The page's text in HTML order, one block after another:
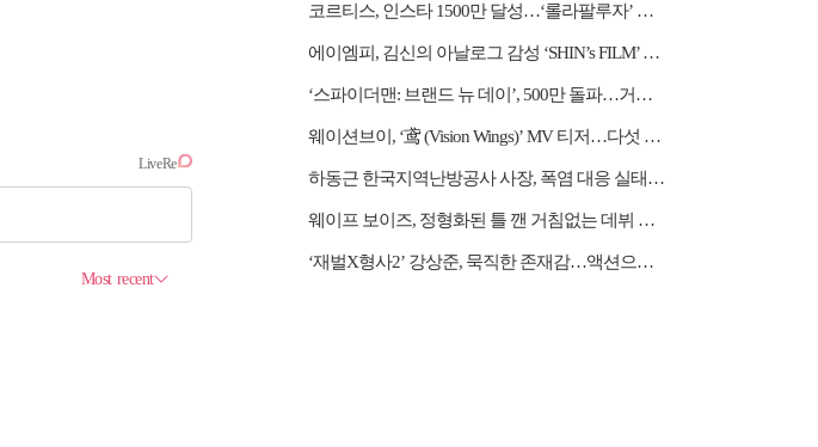
코르티스, 인스타 1500만 달성…‘롤라팔루자’ 무대 열기 이어간다
에이엠피, 김신의 아날로그 감성 ‘SHIN’s FILM’ 공개
‘스파이더맨: 브랜드 뉴 데이’, 500만 돌파…거침없는 흥행 질주
웨이션브이, ‘鸢 (Vision Wings)’ MV 티저…다섯 전사들의 강렬한 비상
하동근 한국지역난방공사 사장, 폭염 대응 실태 점검 "안전관리에 최선을 다할 것"
웨이프 보이즈, 정형화된 틀 깬 거침없는 데뷔 행보
‘재벌X형사2’ 강상준, 묵직한 존재감…액션으로 강렬 포문